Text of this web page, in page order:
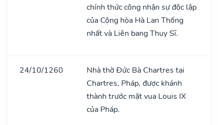
chính thức công nhận sự độc lập
của Cộng hòa Hà Lan Thống
nhất và Liên bang Thụy Sĩ.
24/10/1260
Nhà thờ Đức Bà Chartres tại
Chartres, Pháp, được khánh
thành trước mặt vua Louis IX
của Pháp.